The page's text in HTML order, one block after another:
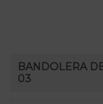
BANDOLERA
03